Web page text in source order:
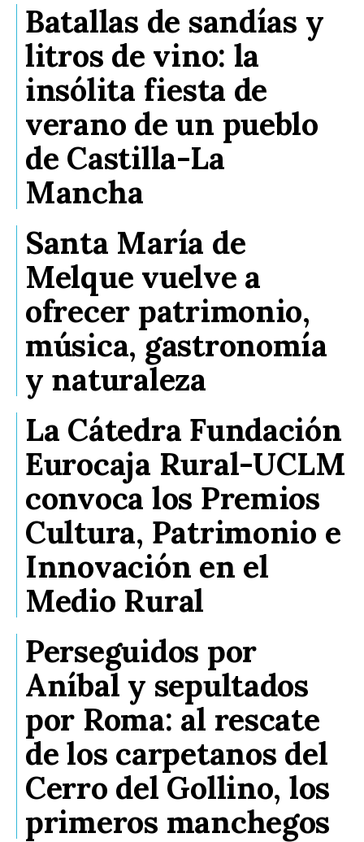
Batallas de sandías y
litros de vino: la
insólita fiesta de
verano de un pueblo
de Castilla-La
Mancha
Santa María de
Melque vuelve a
ofrecer patrimonio,
música, gastronomía
y naturaleza
La Cátedra Fundación
Eurocaja Rural-UCLM
convoca los Premios
Cultura, Patrimonio e
Innovación en el
Medio Rural
Perseguidos por
Aníbal y sepultados
por Roma: al rescate
de los carpetanos del
Cerro del Gollino, los
primeros manchegos